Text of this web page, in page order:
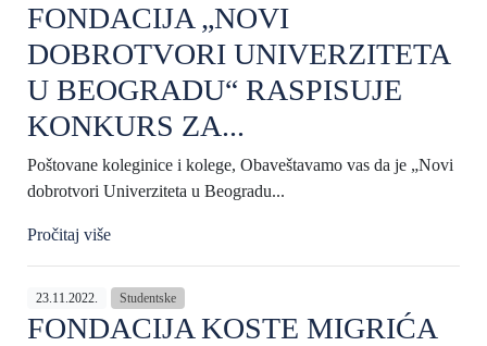
FONDACIJA „NOVI
DOBROTVORI UNIVERZITETA
U BEOGRADU“ RASPISUJE
KONKURS ZA...
Poštovane koleginice i kolege, Obaveštavamo vas da je „Novi
dobrotvori Univerziteta u Beogradu...
Pročitaj više
23.11.2022. Studentske
FONDACIJA KOSTE MIGRIĆA